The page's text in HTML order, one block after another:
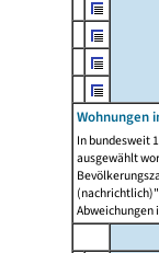
Wohnungen
In bundesweit
ausgewählt
Abweichungen